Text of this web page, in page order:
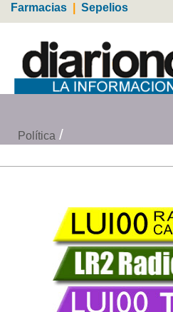
Farmacias Sepelios
Política